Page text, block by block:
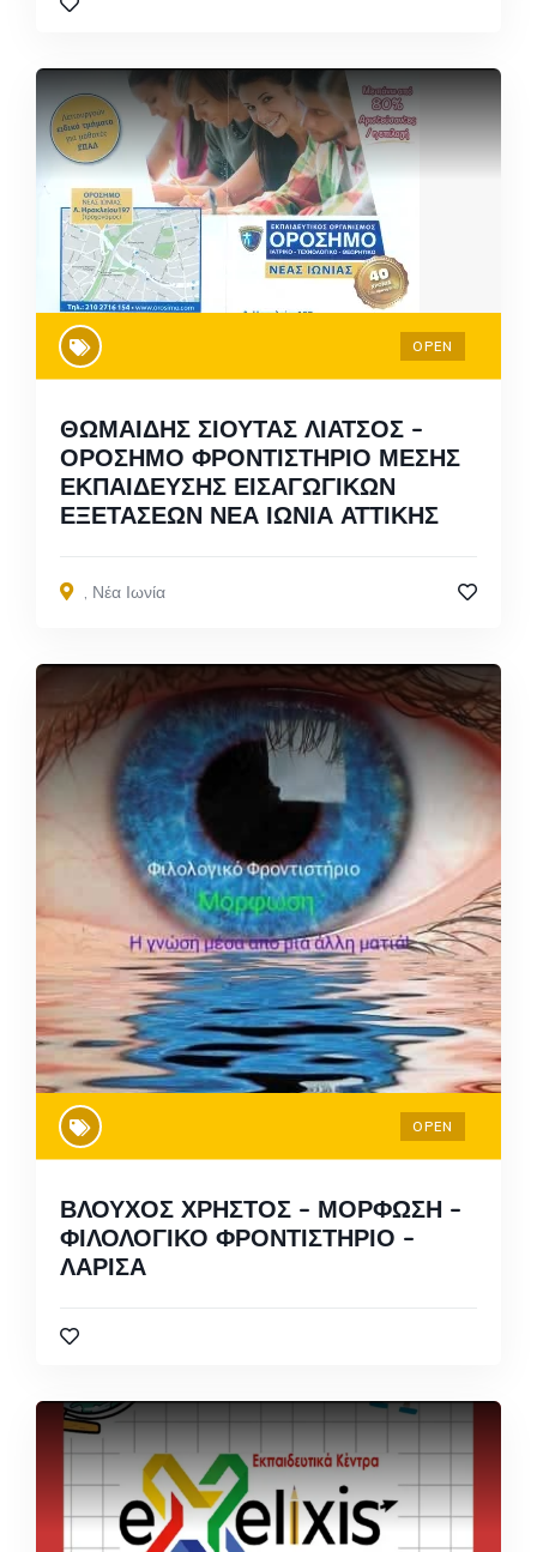
OPEN
ΘΩΜΑΙΔΗΣ ΣΙΟΥΤΑΣ ΛΙΑΤΣΟΣ –
ΟΡΟΣΗΜΟ ΦΡΟΝΤΙΣΤΗΡΙΟ ΜΕΣΗΣ
ΕΚΠΑΙΔΕΥΣΗΣ ΕΙΣΑΓΩΓΙΚΩΝ
ΕΞΕΤΑΣΕΩΝ ΝΕΑ ΙΩΝΙΑ ΑΤΤΙΚΗΣ
Νέα Ιωνία
OPEN
ΒΛΟΥΧΟΣ ΧΡΗΣΤΟΣ – ΜΟΡΦΩΣΗ –
ΦΙΛΟΛΟΓΙΚΟ ΦΡΟΝΤΙΣΤΗΡΙΟ –
ΛΑΡΙΣΑ